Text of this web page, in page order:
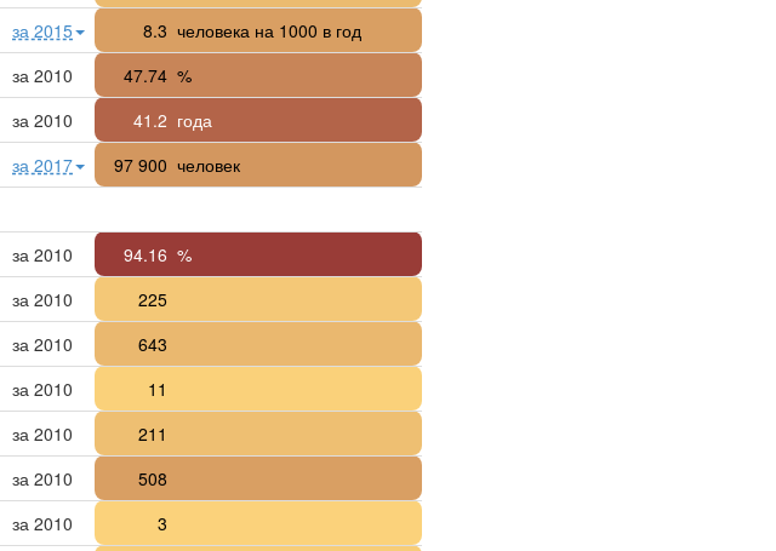
за 2015 8.3 человека на 1000 в год
за 2010 47.74 %
за 2010 41.2 года
за 2017 97 900 человек
за 2010 94.16 %
за 2010
225
за 2010
643
за 2010
11
за 2010
211
за 2010
508
за 2010
3